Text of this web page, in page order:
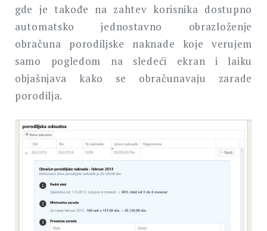
gde je takođe na zahtev korisnika dostupno
automatsko jednostavno obrazloženje
obračuna porodiljske naknade koje verujem
samo pogledom na sledeći ekran i laiku
objašnjava kako se obračunavaju zarade
porodilja.